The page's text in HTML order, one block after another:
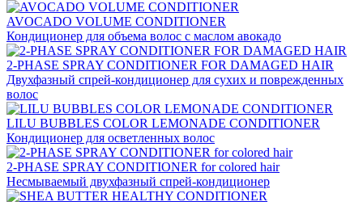
AVOCADO VOLUME CONDITIONER
Кондиционер для объема волос с маслом авокадо
2-PHASE SPRAY CONDITIONER FOR DAMAGED HAIR
Двухфазный спрей-кондиционер для сухих и поврежденных
волос
LILU BUBBLES COLOR LEMONADE CONDITIONER
Кондиционер для осветленных волос
2-PHASE SPRAY CONDITIONER for colored hair
Несмываемый двухфазный спрей-кондиционер